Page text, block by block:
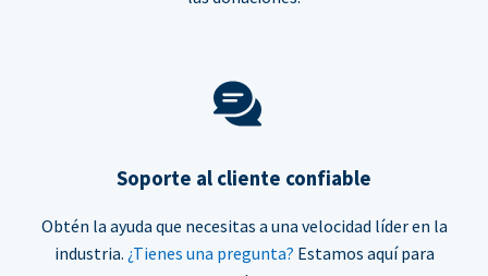
Soporte al cliente confiable
Obtén la ayuda que necesitas a una velocidad líder en la
industria. ¿Tienes una pregunta? Estamos aquí para